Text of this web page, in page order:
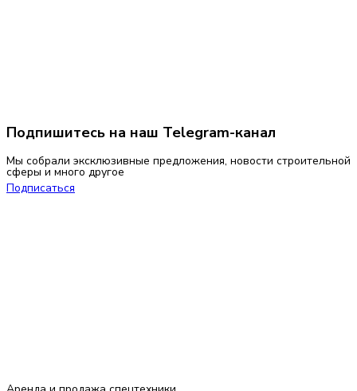
Подпишитесь на наш Telegram-канал
Мы собрали эксклюзивные предложения, новости строительной
сферы и много другое
Подписаться